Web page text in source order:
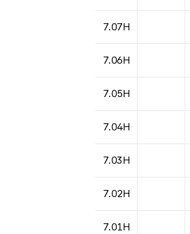
7.07H
7.06H
7.05H
7.04H
7.03H
7.02H
7.01H